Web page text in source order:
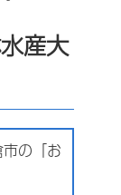
産大
の「お